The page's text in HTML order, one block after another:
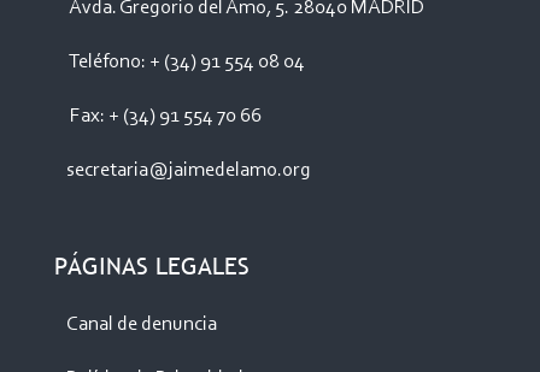
Avda. Gregorio del Amo, 5. 28040 MADRID
Teléfono: + (34) 91 554 08 04
Fax: + (34) 91 554 70 66
secretaria@jaimedelamo.org
PÁGINAS LEGALES
Canal de denuncia